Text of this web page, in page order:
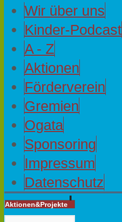
Wir über uns
Kinder-Podcast
A - Z
Aktionen
Förderverein
Gremien
Ogata
Sponsoring
Impressum
Datenschutz
Aktionen&Projekte